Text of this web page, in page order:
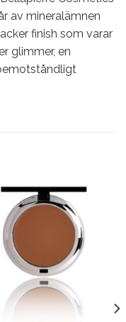
av mineralämnen
finish som varar
glimmer, en